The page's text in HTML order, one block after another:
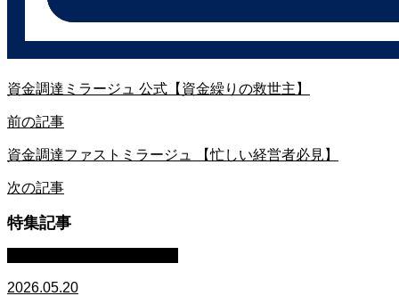
資金調達ミラージュ 公式【資金繰りの救世主】
前の記事
資金調達ファストミラージュ 【忙しい経営者必見】
次の記事
特集記事
2026.05.20